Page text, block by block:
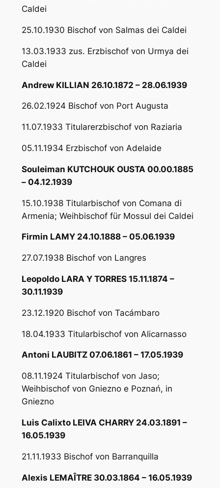
Caldei
25.10.1930 Bischof von Salmas dei Caldei
13.03.1933 zus. Erzbischof von Urmya dei
Caldei
Andrew KILLIAN 26.10.1872 – 28.06.1939
26.02.1924 Bischof von Port Augusta
11.07.1933 Titularerzbischof von Raziaria
05.11.1934 Erzbischof von Adelaide
Souleiman KUTCHOUK OUSTA 00.00.1885
– 04.12.1939
15.10.1938 Titularbischof von Comana di
Armenia; Weihbischof für Mossul dei Caldei
Firmin LAMY 24.10.1888 – 05.06.1939
27.07.1938 Bischof von Langres
Leopoldo LARA Y TORRES 15.11.1874 –
30.11.1939
23.12.1920 Bischof von Tacámbaro
18.04.1933 Titularbischof von Alicarnasso
Antoni LAUBITZ 07.06.1861 – 17.05.1939
08.11.1924 Titularbischof von Jaso;
Weihbischof von Gniezno e Poznań, in
Gniezno
Luis Calixto LEIVA CHARRY 24.03.1891 –
16.05.1939
21.11.1933 Bischof von Barranquilla
Alexis LEMAÎTRE 30.03.1864 – 16.05.1939